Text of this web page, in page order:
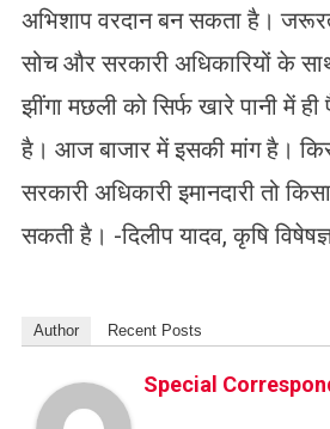
अभिशाप वरदान बन सकता है। जरूरत
सोच और सरकारी अधिकारियों के
झींगा मछली को सिर्फ खारे पानी में
है। आज बाजार में इसकी मांग है।
सरकारी अधिकारी इमानदारी तो
सकती है। -दिलीप यादव, कृषि
Author Recent Posts
Special